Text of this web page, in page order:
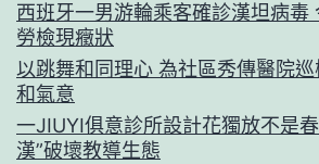
西班牙一男游輪乘客確診漢坦病毒
勞檢現癥狀
以跳舞和同理心 為社區秀傳醫院
和氣意
一JIUYI俱意診所設計花獨放不是
漢”破壞教導生態